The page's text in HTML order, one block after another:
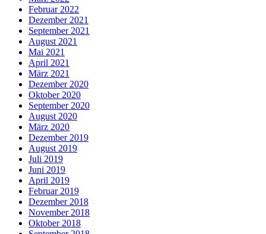
Februar 2022
Dezember 2021
September 2021
August 2021
Mai 2021
April 2021
März 2021
Dezember 2020
Oktober 2020
September 2020
August 2020
März 2020
Dezember 2019
August 2019
Juli 2019
Juni 2019
April 2019
Februar 2019
Dezember 2018
November 2018
Oktober 2018